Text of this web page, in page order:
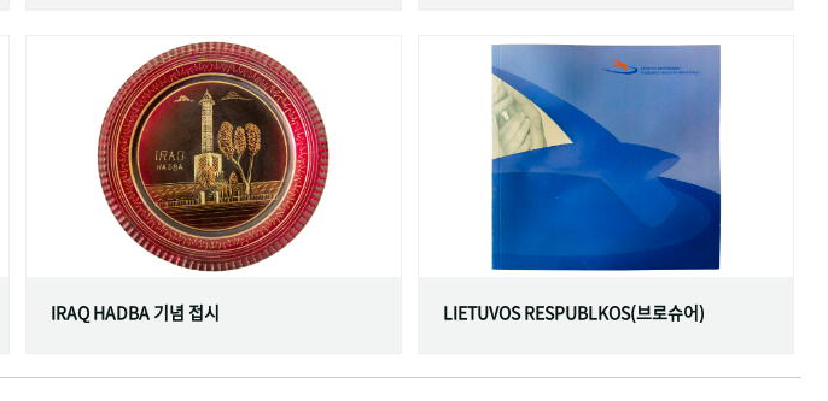
IRAQ HADBA 기념 접시 LIETUVOS RESPUBLKOS(브로슈어)